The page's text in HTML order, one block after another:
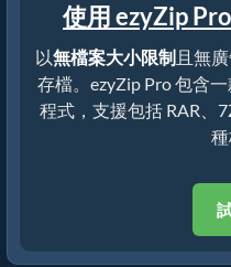
使用 ezyZip
以無檔案大小限制且無
存檔。ezyZip Pro 包含
程式，支援包括 RAR、
種